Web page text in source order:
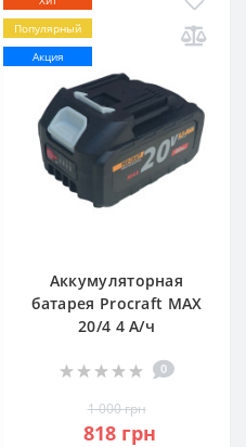
Популярный
Акция
Аккумуляторная
батарея Procraft MAX
20/4 4 А/ч
0
1 000 грн
818 грн